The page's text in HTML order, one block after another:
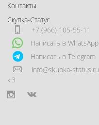
Контакты
Скупка-Статус
+7 (966) 105-55-11
Написать в WhatsApp
Написать в Telegram
info@skupka-status.ru
к.3